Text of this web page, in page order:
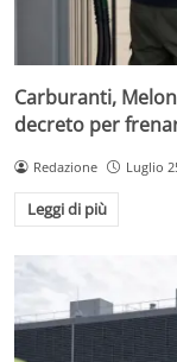
Carburanti,
decreto per
Redazione Luglio
Leggi di più